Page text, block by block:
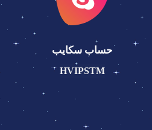
حساب سكايب
HVIPSTM